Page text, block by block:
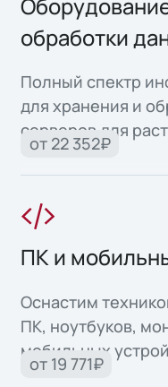
обработки
Полный спектр
для хранения и
серверов для
высоконадежных
важных задач.
от 22 352₽
ПК и
Оснастим
ПК, ноутбуков,
мобильных
собственного
от 19 771₽